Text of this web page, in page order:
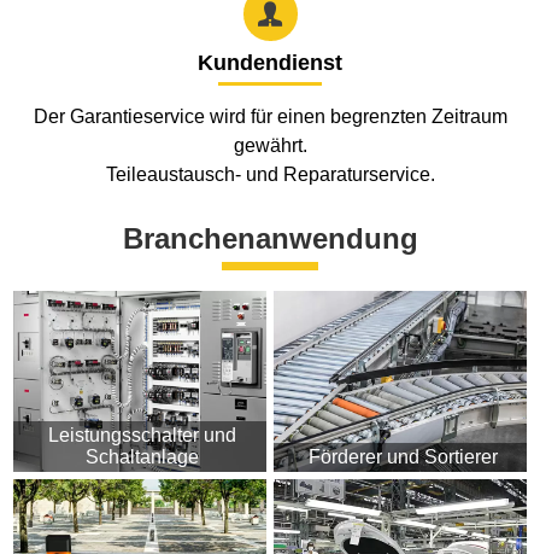

Kundendienst
Der Garantieservice wird für einen begrenzten Zeitraum
gewährt.
Teileaustausch- und Reparaturservice.
Branchenanwendung
Leistungsschalter und
Schaltanlage
Förderer und Sortierer